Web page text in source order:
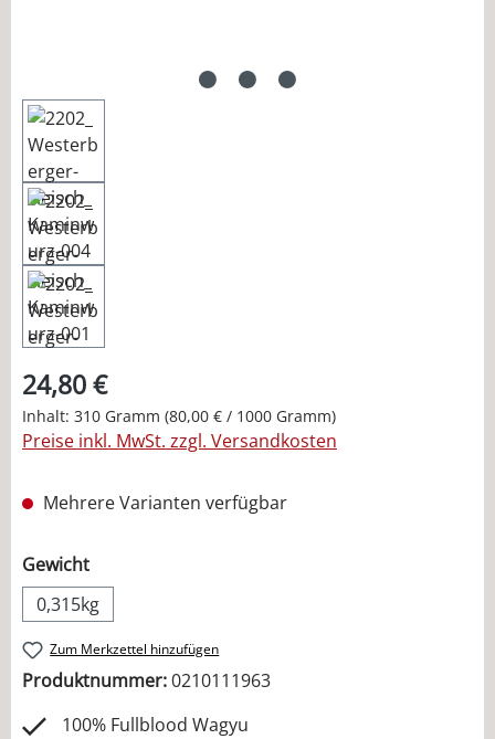
24,80 €
Inhalt: 310 Gramm (80,00 € / 1000 Gramm)
Preise inkl. MwSt. zzgl. Versandkosten
Mehrere Varianten verfügbar
Gewichtauswählen
0,315kg
Zum Merkzettel hinzufügen
Produktnummer:0210111963
100% Fullblood Wagyu